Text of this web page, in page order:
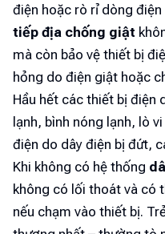
điện hoặc rò rỉ dòng điện
tiếp địa chống giật
mà còn bảo vệ thiết bị
hỏng do điện giật hoặc
Hầu hết các thiết bị điện
lạnh, bình nóng lạnh, lò
điện do dây điện bị đứt,
Khi không có hệ thống
không có lối thoát và có
nếu chạm vào thiết bị.